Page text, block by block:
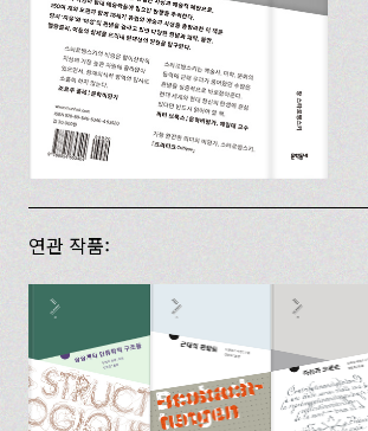
연관 작품: